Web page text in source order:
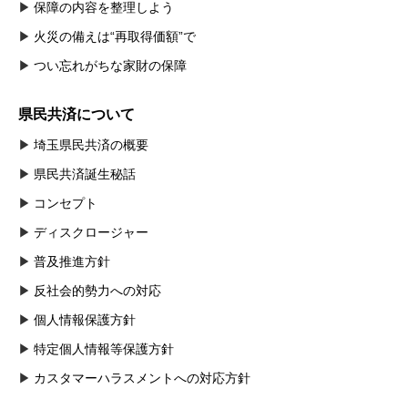
保障の内容を整理しよう
火災の備えは“再取得価額”で
つい忘れがちな家財の保障
県民共済について
埼玉県民共済の概要
県民共済誕生秘話
コンセプト
ディスクロージャー
普及推進方針
反社会的勢力への対応
個人情報保護方針
特定個人情報等保護方針
カスタマーハラスメントへの対応方針